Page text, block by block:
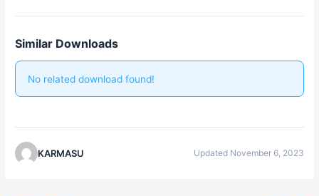
Similar Downloads
No related download found!
KARMASU Updated November 6, 2023